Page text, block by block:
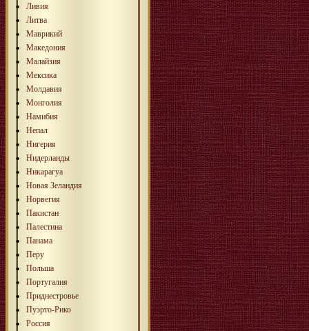
Ливия
Литва
Маврикий
Македония
Малайзия
Мексика
Молдавия
Монголия
Намибия
Непал
Нигерия
Нидерланды
Никарагуа
Новая Зеландия
Норвегия
Пакистан
Палестина
Панама
Перу
Польша
Португалия
Приднестровье
Пуэрто-Рико
Россия